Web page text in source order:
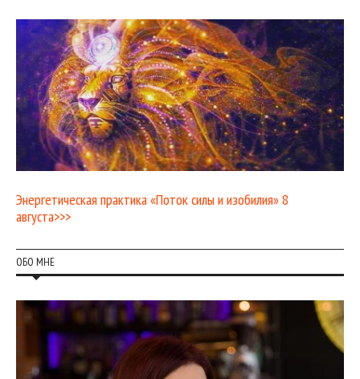
Энергетическая практика «Поток силы и изобилия» 8
августа>>>
ОБО МНЕ